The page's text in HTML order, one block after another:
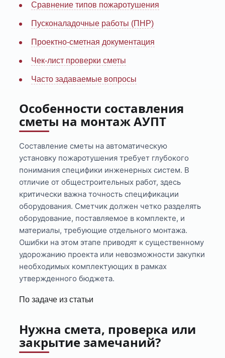
Сравнение типов пожаротушения
Пусконаладочные работы (ПНР)
Проектно-сметная документация
Чек-лист проверки сметы
Часто задаваемые вопросы
Особенности составления
сметы на монтаж АУПТ
Составление сметы на автоматическую
установку пожаротушения требует глубокого
понимания специфики инженерных систем. В
отличие от общестроительных работ, здесь
критически важна точность спецификации
оборудования. Сметчик должен четко разделять
оборудование, поставляемое в комплекте, и
материалы, требующие отдельного монтажа.
Ошибки на этом этапе приводят к существенному
удорожанию проекта или невозможности закупки
необходимых комплектующих в рамках
утвержденного бюджета.
По задаче из статьи
Нужна смета, проверка или
закрытие замечаний?